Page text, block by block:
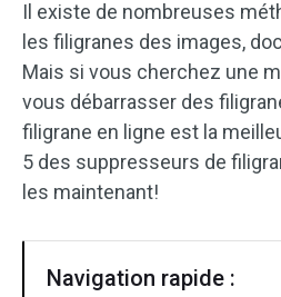
Vidéo couleur
Rotation/retournement
Traitement par lots
Aucun filigrane
Il existe de nombreuses
les filigranes des images,
Mais si vous cherchez une
vous débarrasser des
filigrane en ligne est la
5 des suppresseurs de
les maintenant!
Navigation rapide :